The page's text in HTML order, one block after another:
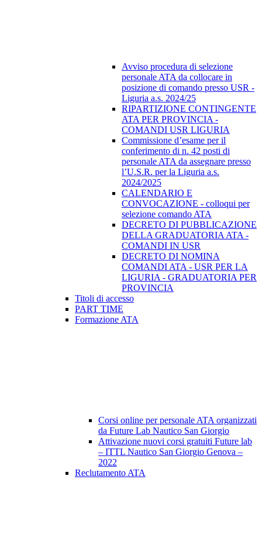
Avviso procedura di selezione
personale ATA da collocare in
posizione di comando presso USR -
Liguria a.s. 2024/25
RIPARTIZIONE CONTINGENTE
ATA PER PROVINCIA -
COMANDI USR LIGURIA
Commissione d’esame per il
conferimento di n. 42 posti di
personale ATA da assegnare presso
l’U.S.R. per la Liguria a.s.
2024/2025
CALENDARIO E
CONVOCAZIONE - colloqui per
selezione comando ATA
DECRETO DI PUBBLICAZIONE
DELLA GRADUATORIA ATA -
COMANDI IN USR
DECRETO DI NOMINA
COMANDI ATA - USR PER LA
LIGURIA - GRADUATORIA PER
PROVINCIA
Titoli di accesso
PART TIME
Formazione ATA
Corsi online per personale ATA organizzati
da Future Lab Nautico San Giorgio
Attivazione nuovi corsi gratuiti Future lab
– ITTL Nautico San Giorgio Genova –
2022
Reclutamento ATA